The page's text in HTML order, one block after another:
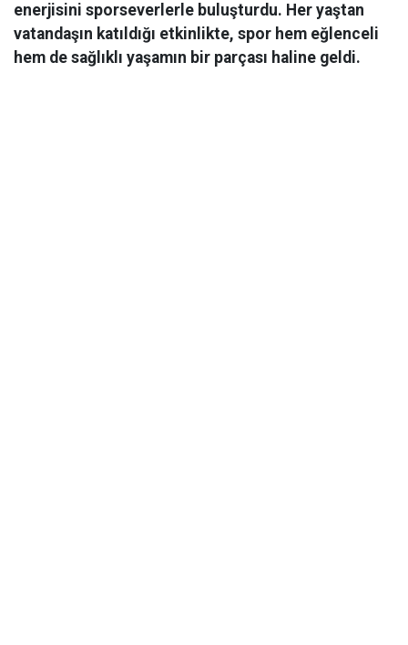
enerjisini sporseverlerle buluşturdu. Her yaştan
vatandaşın katıldığı etkinlikte, spor hem eğlenceli
hem de sağlıklı yaşamın bir parçası haline geldi.